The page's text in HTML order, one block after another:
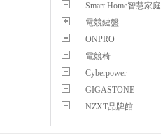
Smart Home智慧家庭
電競鍵盤
ONPRO
電競椅
Cyberpower
GIGASTONE
NZXT品牌館